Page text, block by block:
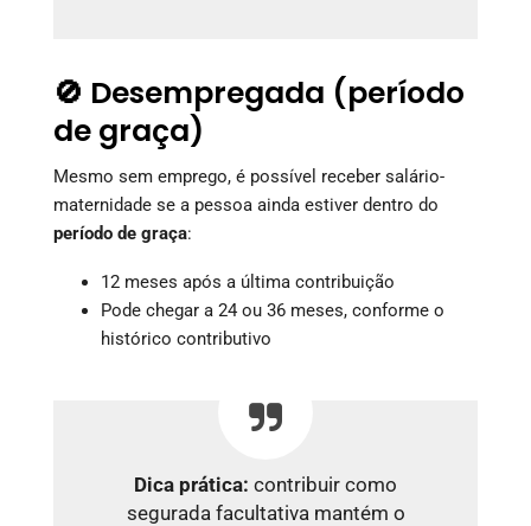
🚫 Desempregada (período
de graça)
Mesmo sem emprego, é possível receber salário-
maternidade se a pessoa ainda estiver dentro do
período de graça:
12 meses após a última contribuição
Pode chegar a 24 ou 36 meses, conforme o
histórico contributivo
Dica prática: contribuir como
segurada facultativa mantém o